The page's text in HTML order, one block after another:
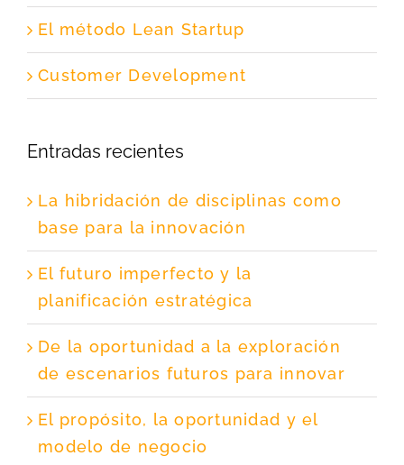
El método Lean Startup
Customer Development
Entradas recientes
La hibridación de disciplinas como
base para la innovación
El futuro imperfecto y la
planificación estratégica
De la oportunidad a la exploración
de escenarios futuros para innovar
El propósito, la oportunidad y el
modelo de negocio